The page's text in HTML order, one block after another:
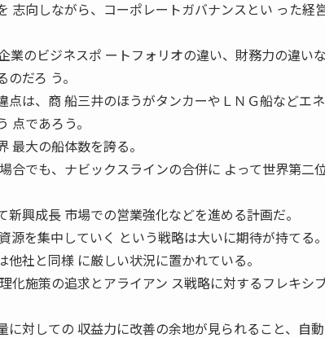
志向しながら、コーポレートガバナンスとい った経
業のビジネスポ ートフォリオの違い、財務力の違い
だろ う。
点は、商 船三井のほうがタンカーやＬＮＧ船などエ
点であろう。
最大の船体数を誇る。
合でも、ナビックスラインの合併に よって世界第二
興成長 市場での営業強化などを進める計画だ。
源を集中していく という戦略は大いに期待が持てる。
社と同様 に厳しい状況に置かれている。
化施策の追求とアライアン ス戦略に対するフレキシ
に対しての 収益力に改善の余地が見られること、自